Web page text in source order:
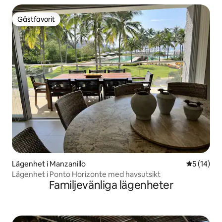
Gästfavorit
Gästfavorit
Lägenhet i Manzanillo 5 av 5 i
5 (14)
Lägenhet i Ponto Horizonte med havsutsikt
Familjevänliga lägenheter